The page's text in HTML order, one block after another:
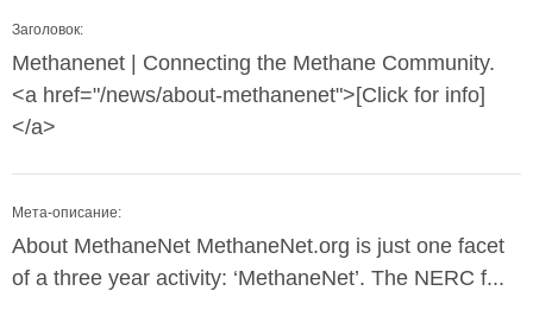
Заголовок:
Methanenet | Connecting the Methane Community.
<a href="/news/about-methanenet">[Click for info]
</a>
Мета-описание:
About MethaneNet MethaneNet.org is just one facet
of a three year activity: ‘MethaneNet’. The NERC f...